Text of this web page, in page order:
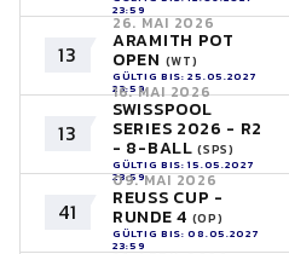
23:59
13
26. MAI 2026
ARAMITH POT
OPEN (WT)
GÜLTIG BIS: 25.05.2027
23:59
13
16. MAI 2026
SWISSPOOL
SERIES 2026 - R2
- 8-BALL(SPS)
GÜLTIG BIS: 15.05.2027
23:59
41
09. MAI 2026
REUSS CUP -
RUNDE 4 (OP)
GÜLTIG BIS: 08.05.2027
23:59